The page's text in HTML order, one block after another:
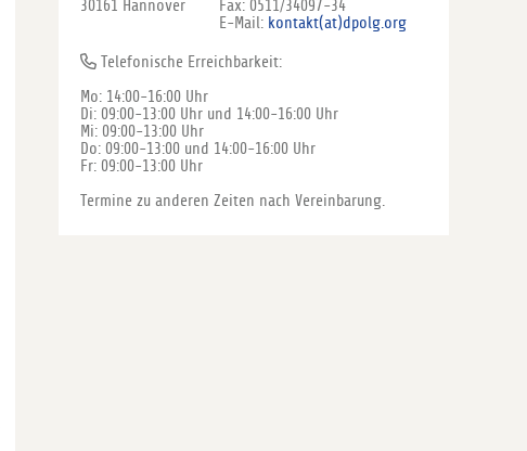
30161 Hannover
Fax: 0511/34097-34
E-Mail: kontakt(at)dpolg.org
Telefonische Erreichbarkeit:
Mo: 14:00-16:00 Uhr
Di: 09:00-13:00 Uhr und 14:00-16:00 Uhr
Mi: 09:00-13:00 Uhr
Do: 09:00-13:00 und 14:00-16:00 Uhr
Fr: 09:00-13:00 Uhr
Termine zu anderen Zeiten nach Vereinbarung.